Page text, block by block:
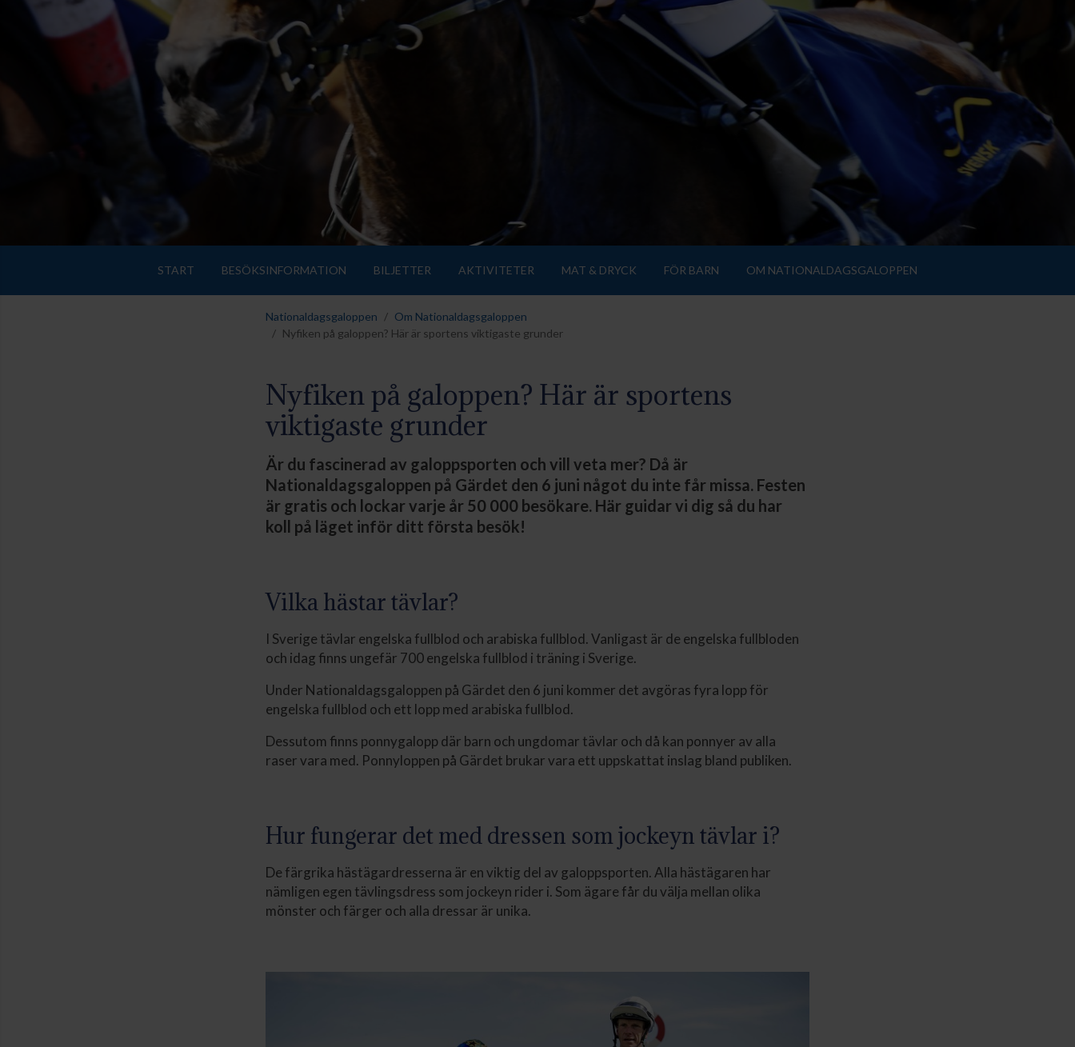
START BESÖKSINFORMATION BILJETTER AKTIVITETER MAT & DRYCK FÖR BARN OM NATIONALDAGSGALOPPEN
Nationaldagsgaloppen
Om Nationaldagsgaloppen
Nyfiken på galoppen? Här är sportens viktigaste grunder
Nyfiken på galoppen? Här är sportens
viktigaste grunder
Är du fascinerad av galoppsporten och vill veta mer? Då är
Nationaldagsgaloppen på Gärdet den 6 juni något du inte får missa. Festen
är gratis och lockar varje år 50 000 besökare. Här guidar vi dig så du har
koll på läget inför ditt första besök!
Vilka hästar tävlar?
I Sverige tävlar engelska fullblod och arabiska fullblod. Vanligast är de engelska fullbloden
och idag finns ungefär 700 engelska fullblod i träning i Sverige.
Under Nationaldagsgaloppen på Gärdet den 6 juni kommer det avgöras fyra lopp för
engelska fullblod och ett lopp med arabiska fullblod.
Dessutom finns ponnygalopp där barn och ungdomar tävlar och då kan ponnyer av alla
raser vara med. Ponnyloppen på Gärdet brukar vara ett uppskattat inslag bland publiken.
Hur fungerar det med dressen som jockeyn tävlar i?
De färgrika hästägardresserna är en viktig del av galoppsporten. Alla hästägaren har
nämligen egen tävlingsdress som jockeyn rider i. Som ägare får du välja mellan olika
mönster och färger och alla dressar är unika.